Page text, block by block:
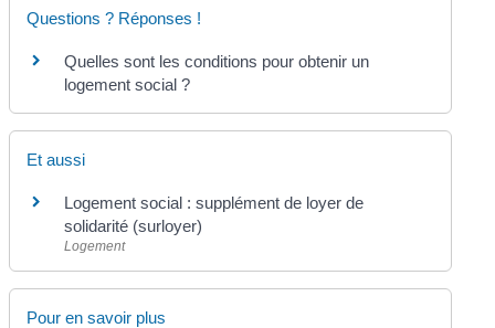
Questions ? Réponses !
Quelles sont les conditions pour obtenir un
logement social ?
Et aussi
Logement social : supplément de loyer de
solidarité (surloyer)
Logement
Pour en savoir plus